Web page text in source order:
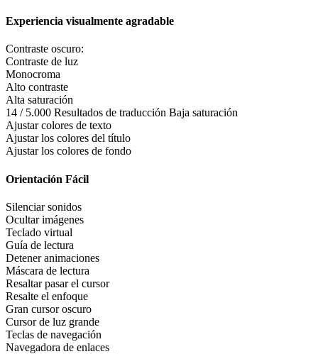
Experiencia visualmente agradable
Contraste oscuro:
Contraste de luz
Monocroma
Alto contraste
Alta saturación
14 / 5.000 Resultados de traducción Baja saturación
Ajustar colores de texto
Ajustar los colores del título
Ajustar los colores de fondo
Orientación Fácil
Silenciar sonidos
Ocultar imágenes
Teclado virtual
Guía de lectura
Detener animaciones
Máscara de lectura
Resaltar pasar el cursor
Resalte el enfoque
Gran cursor oscuro
Cursor de luz grande
Teclas de navegación
Navegadora de enlaces